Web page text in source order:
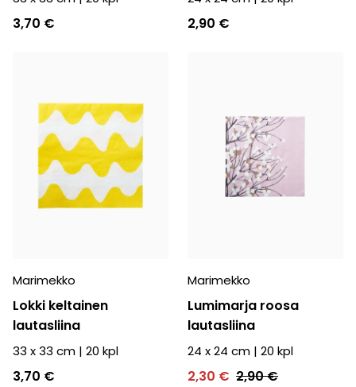
3,70 € 2,90 €
Marimekko
Lokki keltainen
lautasliina
33 x 33 cm | 20 kpl
3,70 €
Marimekko
Lumimarja roosa
lautasliina
24 x 24 cm | 20 kpl
2,30 € 2,90 €